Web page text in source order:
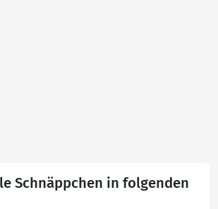
Schnäppchen in folgenden